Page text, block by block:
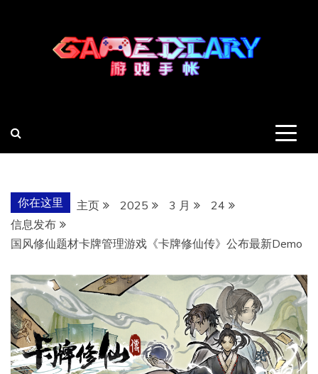
你在这里 主页 2025 3 月
24
信息发布
国风修仙题材卡牌管理游戏《卡牌修仙传》公布最新Demo